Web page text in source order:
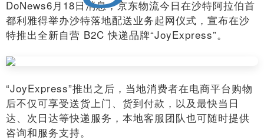
DoNews6月18日消息，京东物流今日在沙特阿拉伯首
都利雅得举办沙特落地配送业务起网仪式，宣布在沙
特推出全新自营 B2C 快递品牌“JoyExpress”。
“JoyExpress”推出之后，当地消费者在电商平台购物
后不仅可享受送货上门、货到付款，以及最快当日
达、次日达等快递服务，本地客服团队也可随时提供
咨询和服务支持。